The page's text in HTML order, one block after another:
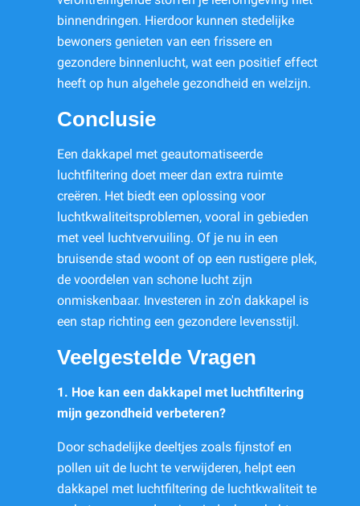
binnendringen. Hierdoor kunnen stedelijke
bewoners genieten van een frissere en
gezondere binnenlucht, wat een positief effect
heeft op hun algehele gezondheid en welzijn.
Conclusie
Een dakkapel met geautomatiseerde
luchtfiltering doet meer dan extra ruimte
creëren. Het biedt een oplossing voor
luchtkwaliteitsproblemen, vooral in gebieden
met veel luchtvervuiling. Of je nu in een
bruisende stad woont of op een rustigere plek,
de voordelen van schone lucht zijn
onmiskenbaar. Investeren in zo'n dakkapel is
een stap richting een gezondere levensstijl.
Veelgestelde Vragen
1. Hoe kan een dakkapel met luchtfiltering
mijn gezondheid verbeteren?
Door schadelijke deeltjes zoals fijnstof en
pollen uit de lucht te verwijderen, helpt een
dakkapel met luchtfiltering de luchtkwaliteit te